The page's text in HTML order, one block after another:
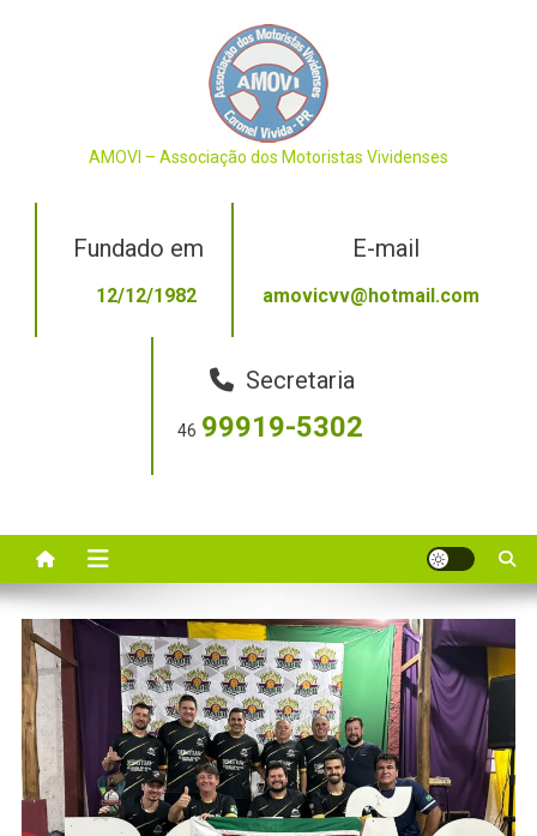
AMOVI – Associação dos Motoristas Vividenses
Fundado em
12/12/1982
E-mail
amovicvv@hotmail.com
Secretaria
46 99919-5302